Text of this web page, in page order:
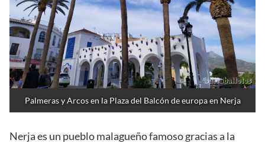
Palmeras y Arcos en la Plaza del Balcón de europa en Nerja
Nerja es un pueblo malagueño famoso gracias a la